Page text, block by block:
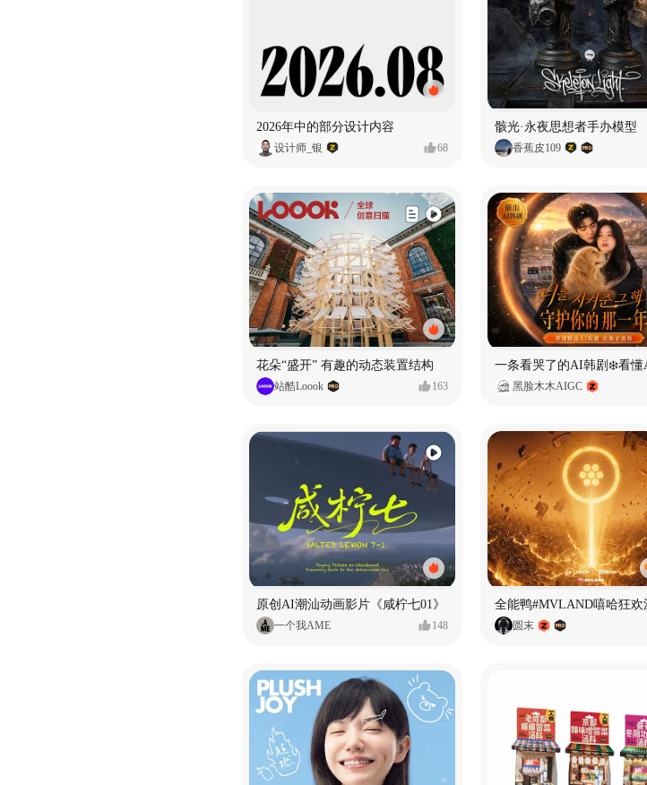
2026年中的部分设计内容
设计师_银 68
骸光·永夜思想者手办模型
香蕉皮109
花朵“盛开” 有趣的动态装置结构
站酷Loook 163 黑脸木木AIGC
原创AI潮汕动画影片《咸柠七01》
一个我AME 148
全能鸭#MVLAND嘻哈狂欢
圆末